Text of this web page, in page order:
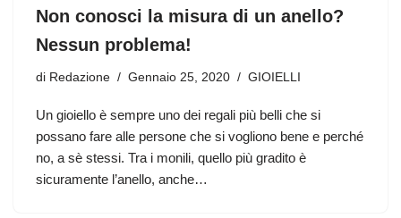
Non conosci la misura di un anello?
Nessun problema!
di Redazione Gennaio 25, 2020 GIOIELLI
Un gioiello è sempre uno dei regali più belli che si
possano fare alle persone che si vogliono bene e perché
no, a sè stessi. Tra i monili, quello più gradito è
sicuramente l’anello, anche…